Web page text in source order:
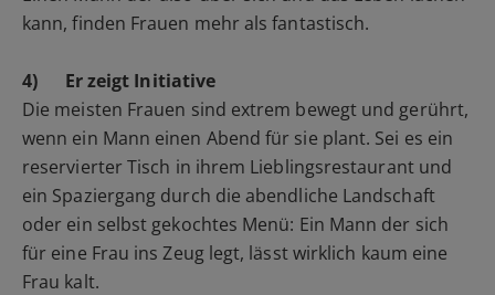
kann, finden Frauen mehr als fantastisch.
4) Er zeigt Initiative
Die meisten Frauen sind extrem bewegt und gerührt,
wenn ein Mann einen Abend für sie plant. Sei es ein
reservierter Tisch in ihrem Lieblingsrestaurant und
ein Spaziergang durch die abendliche Landschaft
oder ein selbst gekochtes Menü: Ein Mann der sich
für eine Frau ins Zeug legt, lässt wirklich kaum eine
Frau kalt.